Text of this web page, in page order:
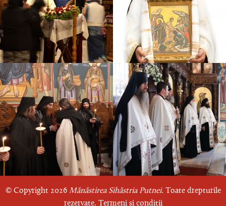
© Copyright 2026 Mănăstirea Sihăstria Putnei. Toate drepturile
rezervate. Termeni și condiții